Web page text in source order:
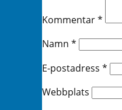
Kommentar*
Namn *
E-postadress *
Webbplats